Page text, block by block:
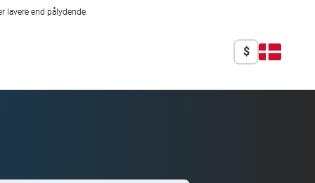
lavere end pålydende.
$